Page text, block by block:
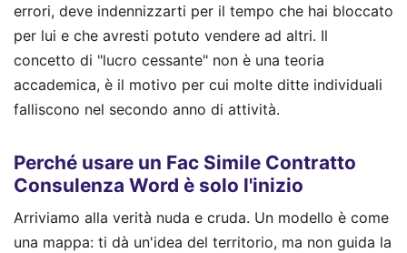
errori, deve indennizzarti per il tempo che hai bloccato
per lui e che avresti potuto vendere ad altri. Il
concetto di "lucro cessante" non è una teoria
accademica, è il motivo per cui molte ditte individuali
falliscono nel secondo anno di attività.
Perché usare un Fac Simile Contratto
Consulenza Word è solo l'inizio
Arriviamo alla verità nuda e cruda. Un modello è come
una mappa: ti dà un'idea del territorio, ma non guida la